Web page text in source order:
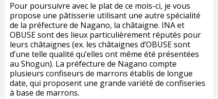
Pour poursuivre avec le plat de ce mois-ci, je vous
propose une pâtisserie utilisant une autre spécialité
de la préfecture de Nagano, la châtaigne. INA et
OBUSE sont des lieux particulièrement réputés pour
leurs châtaignes (ex. les châtaignes d’OBUSE sont
d’une telle qualité qu’elles ont même été présentées
au Shogun). La préfecture de Nagano compte
plusieurs confiseurs de marrons établis de longue
date, qui proposent une grande variété de confiseries
à base de marrons.